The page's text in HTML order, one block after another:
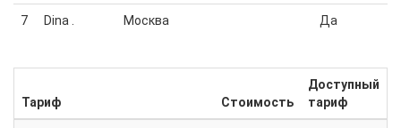
7 Dina . Москва Да
Тариф Стоимость
Доступный
тариф